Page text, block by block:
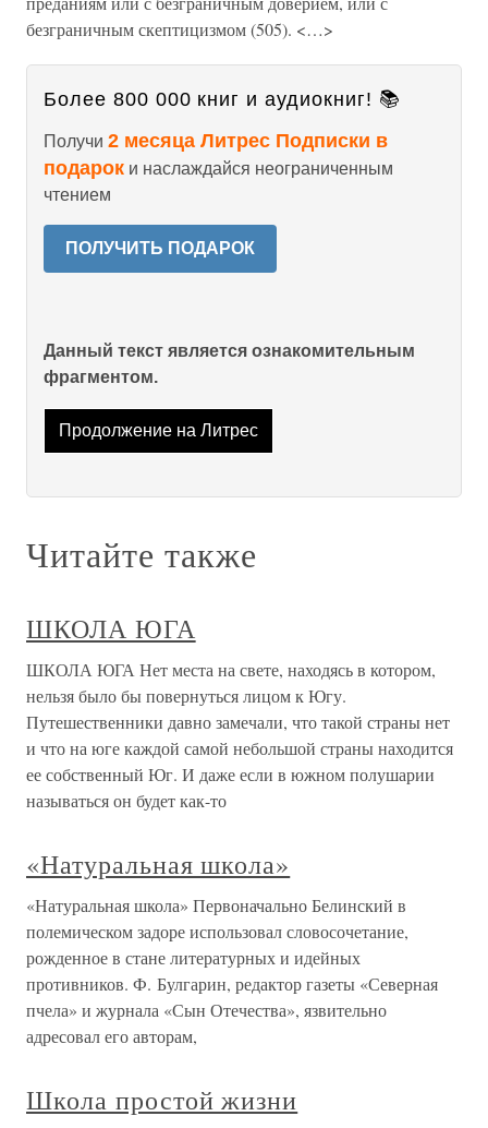
безграничным скептицизмом (505). <…>
Более 800 000 книг и аудиокниг! 📚
Получи 2 месяца Литрес Подписки в
подарок и наслаждайся неограниченным
чтением
ПОЛУЧИТЬ ПОДАРОК
Данный текст является ознакомительным
фрагментом.
Продолжение на Литрес
Читайте также
ШКОЛА ЮГА
ШКОЛА ЮГА Нет места на свете, находясь в котором,
нельзя было бы повернуться лицом к Югу.
Путешественники давно замечали, что такой страны нет
и что на юге каждой самой небольшой страны находится
ее собственный Юг. И даже если в южном полушарии
называться он будет как-то
«Натуральная школа»
«Натуральная школа» Первоначально Белинский в
полемическом задоре использовал словосочетание,
рожденное в стане литературных и идейных
противников. Ф. Булгарин, редактор газеты «Северная
пчела» и журнала «Сын Отечества», язвительно
адресовал его авторам,
Школа простой жизни